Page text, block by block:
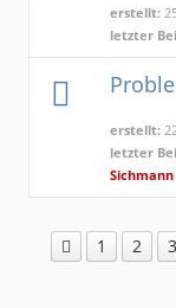
erstellt:
letzter
erstellt:
letzter
Sichmann
1 2 3